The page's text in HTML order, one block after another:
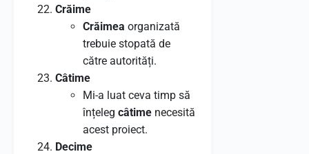
Crăime
Crăimea organizată
trebuie stopată de
către autorități.
Câtime
Mi-a luat ceva timp să
înțeleg câtime necesită
acest proiect.
Decime